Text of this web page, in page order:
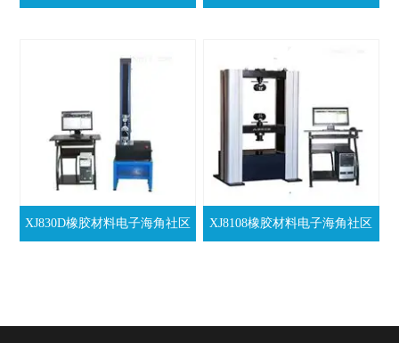
XJ830D橡胶材料电子海角社区 XJ8108橡胶材料电子海角社区